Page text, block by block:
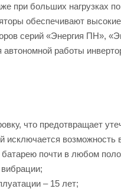
при больших нагрузках
обеспечивают
серий «Энергия ПН»,
работы
что предотвращает
исключается возможность
батарею почти в любом
– 15 лет;